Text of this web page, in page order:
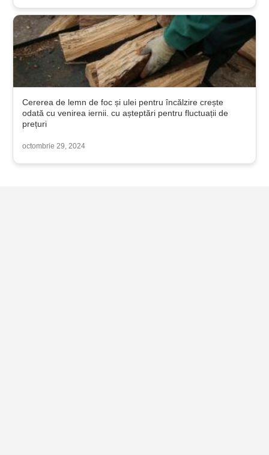
Cererea de lemn de foc și ulei pentru încălzire crește
odată cu venirea iernii. cu așteptări pentru fluctuații de
prețuri
octombrie 29, 2024